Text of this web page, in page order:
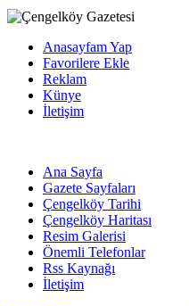
Anasayfam Yap
Favorilere Ekle
Reklam
Künye
İletişim
Ana Sayfa
Gazete Sayfaları
Çengelköy Tarihi
Çengelköy Haritası
Resim Galerisi
Önemli Telefonlar
Rss Kaynağı
İletişim